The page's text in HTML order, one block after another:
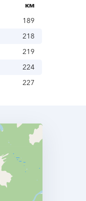
км
189
218
219
224
227